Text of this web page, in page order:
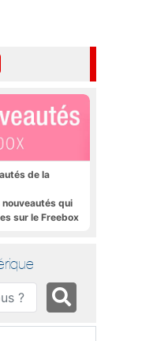
de la
nouveautés qui
sur le Freebox